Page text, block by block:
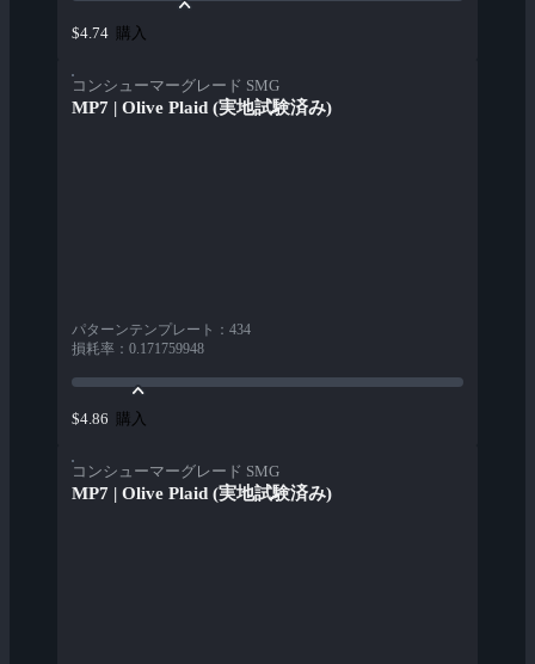
$4.74 購入
コンシューマーグレード SMG
MP7 | Olive Plaid (実地試験済み)
パターンテンプレート ： 434
損耗率 ： 0.171759948
$4.86 購入
コンシューマーグレード SMG
MP7 | Olive Plaid (実地試験済み)